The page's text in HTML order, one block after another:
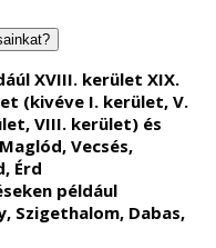
XVIII. kerület XIX.
(kivéve I. kerület, V.
VIII. kerület) és
Vecsés,
Érd
például
Szigethalom, Dabas,